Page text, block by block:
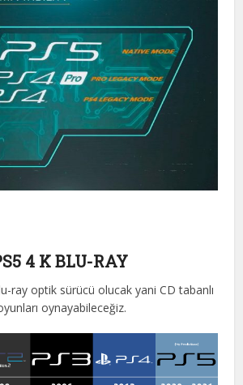
4 K BLU-RAY
ray optik sürücü olucak yani CD tabanlı
oynayabileceğiz.